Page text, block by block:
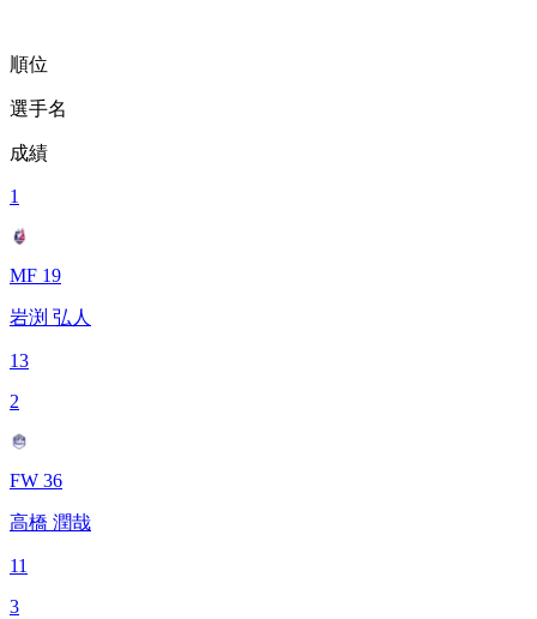
順位
選手名
成績
1
MF 19
岩渕 弘人
13
2
FW 36
高橋 潤哉
11
3